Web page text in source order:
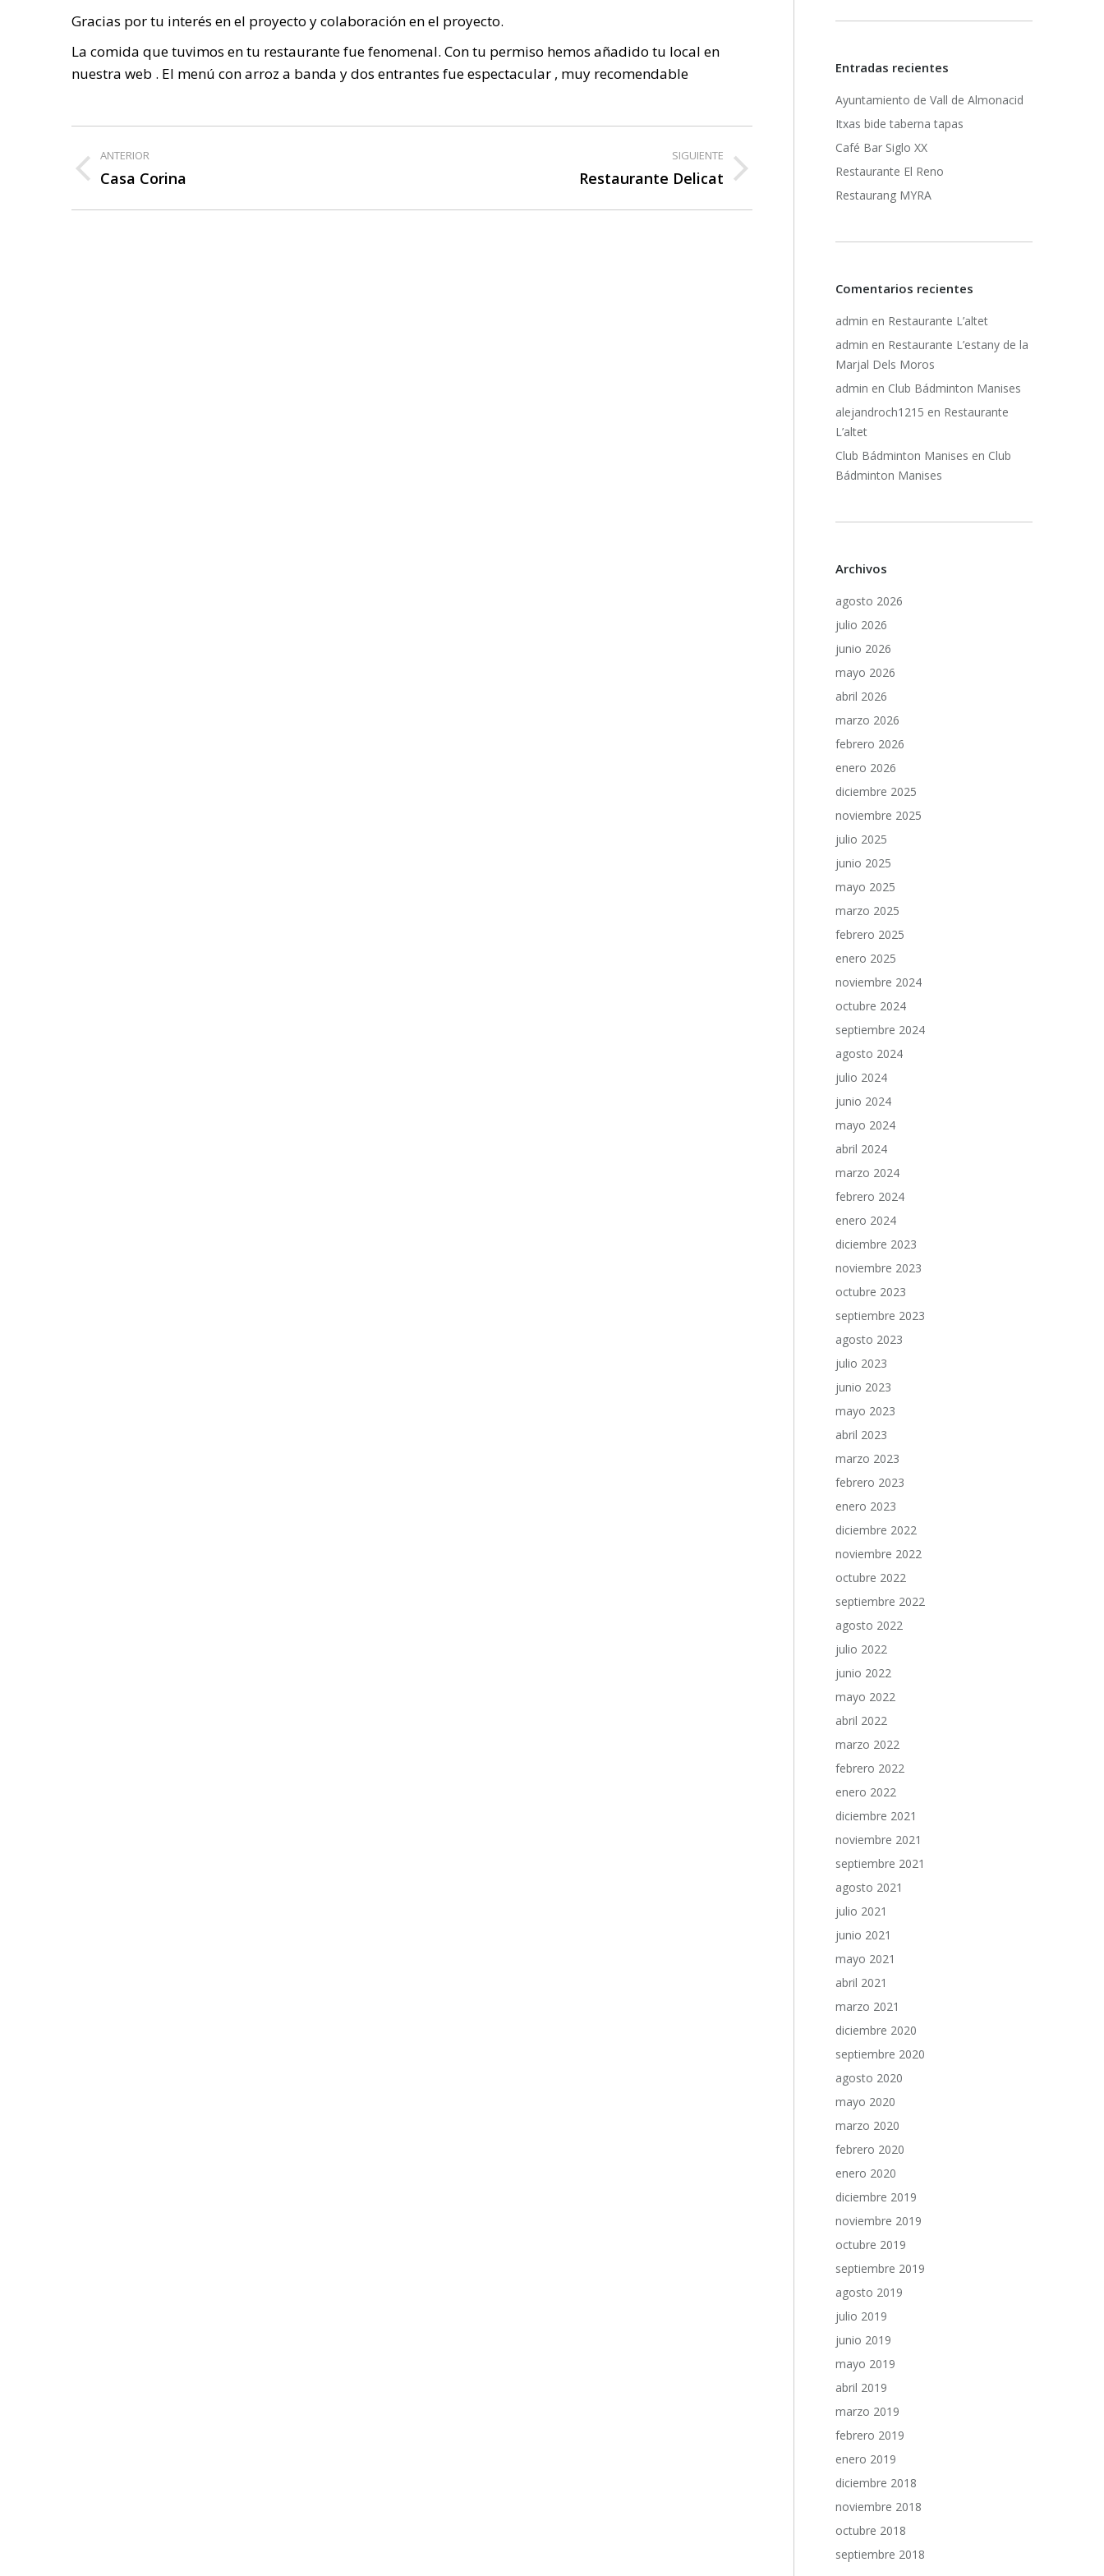
Gracias por tu interés en el proyecto y colaboración en el proyecto.
La comida que tuvimos en tu restaurante fue fenomenal. Con tu permiso hemos añadido tu local en
nuestra web . El menú con arroz a banda y dos entrantes fue espectacular , muy recomendable
Navegación
entre
publicaciones
ANTERIOR
Publicación
Casa Corina
SIGUIENTE
Restaurante Delicat
Entradas recientes
Ayuntamiento de Vall de Almonacid
Itxas bide taberna tapas
Café Bar Siglo XX
Restaurante El Reno
Restaurang MYRA
Comentarios recientes
admin en Restaurante L’altet
admin en Restaurante L’estany de la
Marjal Dels Moros
admin en Club Bádminton Manises
alejandroch1215 en Restaurante
L’altet
Club Bádminton Manises en Club
Bádminton Manises
Archivos
agosto 2026
julio 2026
junio 2026
mayo 2026
abril 2026
marzo 2026
febrero 2026
enero 2026
diciembre 2025
noviembre 2025
julio 2025
junio 2025
mayo 2025
marzo 2025
febrero 2025
enero 2025
noviembre 2024
octubre 2024
septiembre 2024
agosto 2024
julio 2024
junio 2024
mayo 2024
abril 2024
marzo 2024
febrero 2024
enero 2024
diciembre 2023
noviembre 2023
octubre 2023
septiembre 2023
agosto 2023
julio 2023
junio 2023
mayo 2023
abril 2023
marzo 2023
febrero 2023
enero 2023
diciembre 2022
noviembre 2022
octubre 2022
septiembre 2022
agosto 2022
julio 2022
junio 2022
mayo 2022
abril 2022
marzo 2022
febrero 2022
enero 2022
diciembre 2021
noviembre 2021
septiembre 2021
agosto 2021
julio 2021
junio 2021
mayo 2021
abril 2021
marzo 2021
diciembre 2020
septiembre 2020
agosto 2020
mayo 2020
marzo 2020
febrero 2020
enero 2020
diciembre 2019
noviembre 2019
octubre 2019
septiembre 2019
agosto 2019
julio 2019
junio 2019
mayo 2019
abril 2019
marzo 2019
febrero 2019
enero 2019
diciembre 2018
noviembre 2018
octubre 2018
septiembre 2018